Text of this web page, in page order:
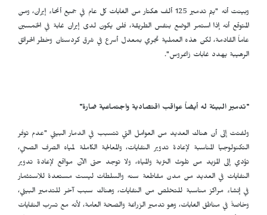
وبينت أنه "يتم تدمير 125 ألف هكتار من الغابات كل عام في جميع أنحاء إيران، ومن
المتوقع أنه إذا استمر الوضع بنفس الطريقة، فلن يكون لدى إيران غابة في الخمسين
عاماً القادمة، لكن هذه العملية تجري بمعدل أسرع في شرق كردستان وخطر الحرائق
الرهيبة يهدد غابات زاغروس".
"تدمير البيئة له أيضاً عواقب اقتصادية واجتماعية ضارة"
ولفتت إلى أن هناك العديد من العوامل التي تتسبب في الدمار البيئي "عدم توفر
التكنولوجيا المناسبة لإعادة تدوير النفايات، والمعالجة الكاملة لمياه الصرف الصحي،
تؤدي إلى المزيد من تلوث التربة والمياه، ولا توجد حتى الآن مواقع لإعادة تدوير
النفايات في العديد من مدن مقاطعة سنه والسلطات ليست مستعدة للاستثمار
في إنشاء مراكز مناسبة للتخلص من النفايات، وهناك سبب آخر للتدمير البيئي،
وخاصةً في مناطق الغابات، وهو تدمير الزراعة والصحة العامة، لأنه مع تسرب النفايات